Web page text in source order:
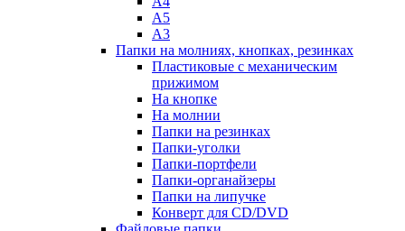
А5
А3
Папки на молниях, кнопках, резинках
Пластиковые с механическим
прижимом
На кнопке
На молнии
Папки на резинках
Папки-уголки
Папки-портфели
Папки-органайзеры
Папки на липучке
Конверт для CD/DVD